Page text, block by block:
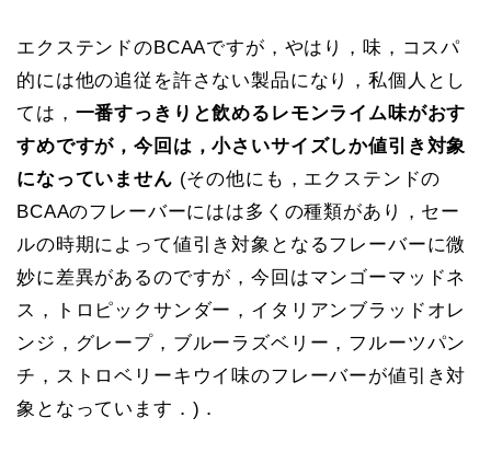
エクステンドのBCAAですが，やはり，味，コスパ
的には他の追従を許さない製品になり，私個人とし
ては， 一番すっきりと飲めるレモンライム味がおす
すめですが，今回は，小さいサイズしか値引き対象
になっていません (その他にも，エクステンドの
BCAAのフレーバーにはは多くの種類があり，セー
ルの時期によって値引き対象となるフレーバーに微
妙に差異があるのですが，今回はマンゴーマッドネ
ス，トロピックサンダー，イタリアンブラッドオレ
ンジ，グレープ，ブルーラズベリー，フルーツパン
チ，ストロベリーキウイ味のフレーバーが値引き対
象となっています．)．